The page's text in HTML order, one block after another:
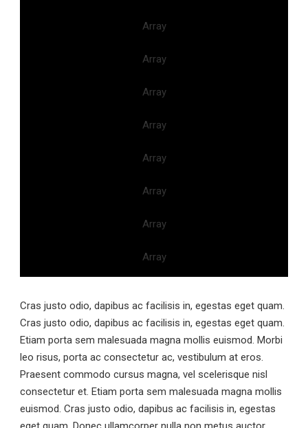
Array
Array
Array
Array
Array
Array
Array
Array
Cras justo odio, dapibus ac facilisis in, egestas eget quam.
Cras justo odio, dapibus ac facilisis in, egestas eget quam.
Etiam porta sem malesuada magna mollis euismod. Morbi
leo risus, porta ac consectetur ac, vestibulum at eros.
Praesent commodo cursus magna, vel scelerisque nisl
consectetur et. Etiam porta sem malesuada magna mollis
euismod. Cras justo odio, dapibus ac facilisis in, egestas